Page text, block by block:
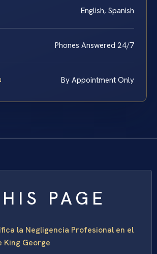
English, Spanish
Phones Answered 24/7
By Appointment Only
PAGE
la Negligencia Profesional en el
King George